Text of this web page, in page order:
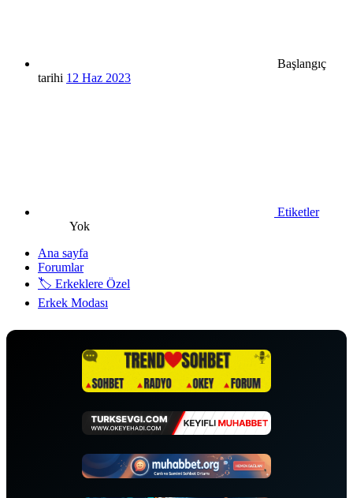
Başlangıç
tarihi 12 Haz 2023
Etiketler
Yok
Ana sayfa
Forumlar
🏷️ Erkeklere Özel
Erkek Modası